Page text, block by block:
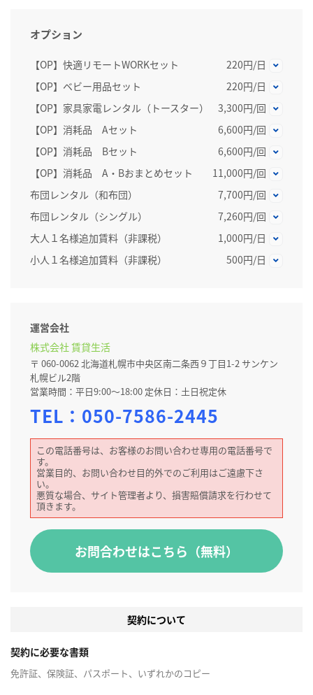
オプション
【OP】快適リモートWORKセット
220円/日
【OP】ベビー用品セット
220円/日
【OP】家具家電レンタル（トースター）
3,300円/回
【OP】消耗品 Aセット
6,600円/回
【OP】消耗品 Bセット
6,600円/回
【OP】消耗品 A・Bおまとめセット
11,000円/回
布団レンタル（和布団）
7,700円/回
布団レンタル（シングル）
7,260円/回
大人１名様追加賃料（非課税）
1,000円/日
小人１名様追加賃料（非課税）
500円/日
運営会社
株式会社 賃貸生活
〒 060-0062 北海道札幌市中央区南二条西９丁目1-2 サンケン
札幌ビル2階
営業時間：平日9:00～18:00 定休日：土日祝定休
TEL： 050-7586-2445
この電話番号は、お客様のお問い合わせ専用の電話番号で
す。
営業目的、お問い合わせ目的外でのご利用はご遠慮下さ
い。
悪質な場合、サイト管理者より、損害賠償請求を行わせて
頂きます。
お問合わせはこちら（無料）
契約について
契約に必要な書類
免許証、保険証、パスポート、いずれかのコピー